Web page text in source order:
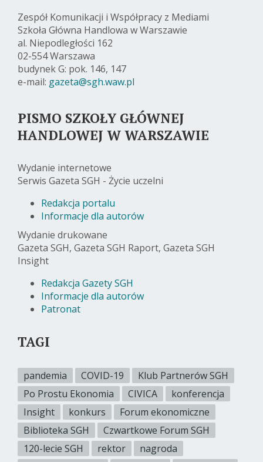
Zespół Komunikacji i Współpracy z Mediami
Szkoła Główna Handlowa w Warszawie
al. Niepodległości 162
02-554 Warszawa
budynek G: pok. 146, 147
e-mail: gazeta@sgh.waw.pl
PISMO SZKOŁY GŁÓWNEJ
HANDLOWEJ W WARSZAWIE
Wydanie internetowe
Serwis Gazeta SGH - Życie uczelni
Redakcja portalu
Informacje dla autorów
Wydanie drukowane
Gazeta SGH, Gazeta SGH Raport, Gazeta SGH
Insight
Redakcja Gazety SGH
Informacje dla autorów
Patronat
TAGI
pandemia COVID-19
Klub Partnerów SGH
Po Prostu Ekonomia
CIVICA
konferencja
Insight
konkurs
Forum ekonomiczne
Biblioteka SGH
Czwartkowe Forum SGH
120-lecie SGH
rektor
nagroda